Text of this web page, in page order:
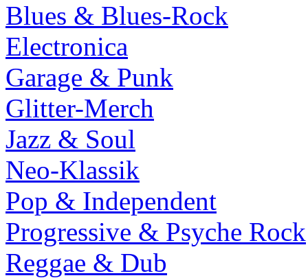
Blues & Blues-Rock
Electronica
Garage & Punk
Glitter-Merch
Jazz & Soul
Neo-Klassik
Pop & Independent
Progressive & Psyche Rock
Reggae & Dub